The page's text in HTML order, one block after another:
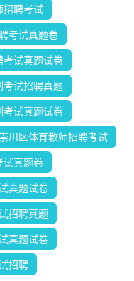
招聘考试
考试真题卷
考试真题试卷
考试招聘真题
考试真题试卷
崇川区体育教师招聘考试
试真题卷
真题试卷
招聘真题
真题试卷
招聘